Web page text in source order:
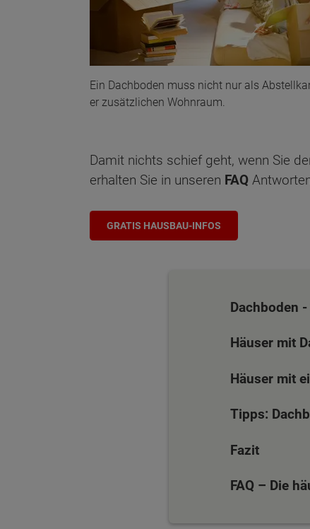
Ein Dachboden muss nicht nur als
er zusätzlichen Wohnraum.
Damit nichts schief geht, wenn Sie
erhalten Sie in unseren FAQ
GRATIS HAUSBAU-INFOS
Dachboden
Häuser mit
Häuser mit
Tipps:
Fazit
FAQ – Die